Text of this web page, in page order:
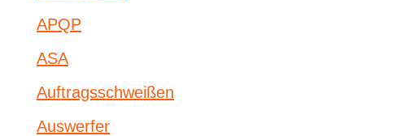
APQP
ASA
Auftragsschweißen
Auswerfer